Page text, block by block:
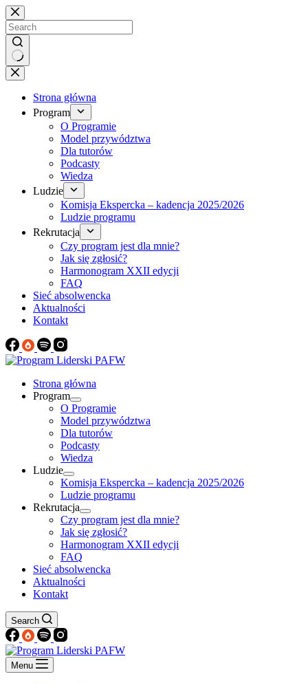
Brak
wyników
Strona główna
Program
O Programie
Model przywództwa
Dla tutorów
Podcasty
Wiedza
Ludzie
Komisja Ekspercka – kadencja 2025/2026
Ludzie programu
Rekrutacja
Czy program jest dla mnie?
Jak się zgłosić?
Harmonogram XXII edycji
FAQ
Sieć absolwencka
Aktualności
Kontakt
Strona główna
Program
O Programie
Model przywództwa
Dla tutorów
Podcasty
Wiedza
Ludzie
Komisja Ekspercka – kadencja 2025/2026
Ludzie programu
Rekrutacja
Czy program jest dla mnie?
Jak się zgłosić?
Harmonogram XXII edycji
FAQ
Sieć absolwencka
Aktualności
Kontakt
Search
Menu